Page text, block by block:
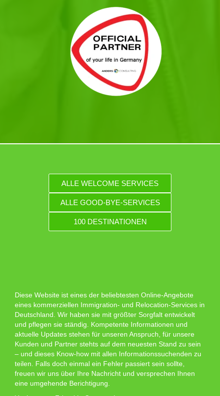
ALLE WELCOME SERVICES
ALLE GOOD-BYE-SERVICES
100 DESTINATIONEN
Diese Website ist eines der beliebtesten Online-Angebote
eines kommerziellen Immigration- und Relocation-Services in
Deutschland. Wir haben sie mit größter Sorgfalt entwickelt
und pflegen sie ständig. Kompetente Informationen und
aktuelle Updates stehen für unseren Anspruch, für unsere
Kunden und Partner stehts auf dem neuesten Stand zu sein
– und dieses Know-how mit allen Informationssuchenden zu
teilen. Falls doch einmal ein Fehler passiert sein sollte,
freuen wir uns über Ihre Nachricht und versprechen Ihnen
eine umgehende Berichtigung.